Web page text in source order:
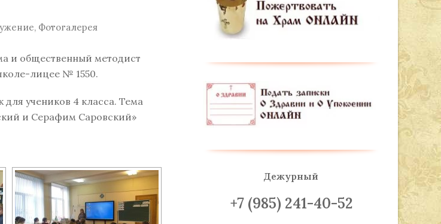
, Фотогалерея
и общественный методист
лицее № 1550.
учеников 4 класса. Тема
и Серафим Саровский»
Дежурный
+7 (985) 241-40-52